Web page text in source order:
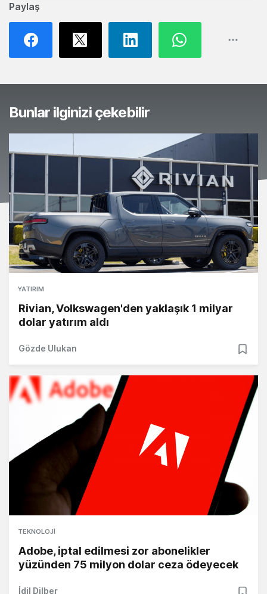
Paylaş
Bunlar ilginizi çekebilir
YATIRIM
Rivian, Volkswagen'den yaklaşık 1 milyar
dolar yatırım aldı
Gözde Ulukan
TEKNOLOJI
Adobe, iptal edilmesi zor abonelikler
yüzünden 75 milyon dolar ceza ödeyecek
İdil Dilber